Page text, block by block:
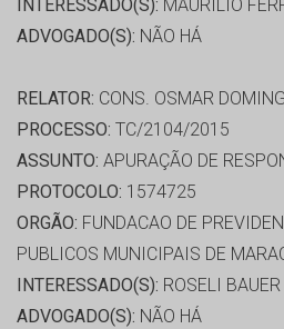
INTERESSADO(S): MAURILIO
ADVOGADO(S): NÃO HÁ
RELATOR: CONS. OSMAR
PROCESSO: TC/2104/2015
ASSUNTO: APURAÇÃO DE
PROTOCOLO: 1574725
ORGÃO: FUNDACAO DE
PUBLICOS MUNICIPAIS DE
INTERESSADO(S): ROSELI BAUER
ADVOGADO(S): NÃO HÁ